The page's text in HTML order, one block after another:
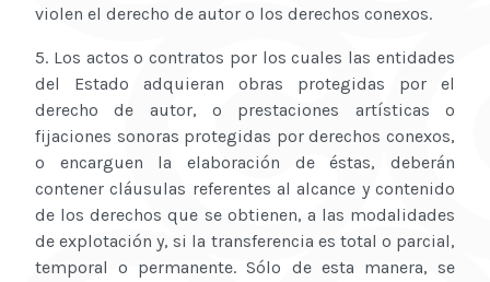
violen el derecho de autor o los derechos conexos.
5. Los actos o contratos por los cuales las entidades
del Estado adquieran obras protegidas por el
derecho de autor, o prestaciones artísticas o
fijaciones sonoras protegidas por derechos conexos,
o encarguen la elaboración de éstas, deberán
contener cláusulas referentes al alcance y contenido
de los derechos que se obtienen, a las modalidades
de explotación y, si la transferencia es total o parcial,
temporal o permanente. Sólo de esta manera, se